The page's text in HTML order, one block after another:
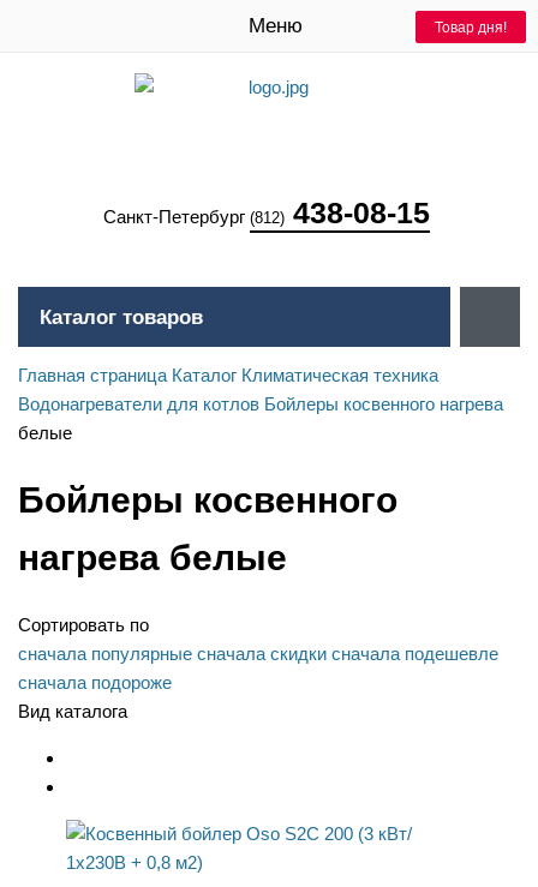
Меню
Санкт-Петербург (812) 438-08-15
Каталог товаров
Главная страница Каталог Климатическая техника
Водонагреватели для котлов Бойлеры косвенного нагрева
белые
Бойлеры косвенного
нагрева белые
Сортировать по
сначала популярные сначала скидки сначала подешевле
сначала подороже
Вид каталога
Товар дня!
Товар дня!